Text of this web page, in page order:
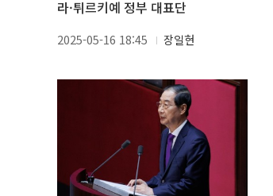
라·튀르키예 정부 대표단
2025-05-16 18:45 장일현